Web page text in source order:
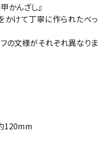
かんざし』
かけて丁寧に作られたべっ
の文様がそれぞれ異なりま
120mm